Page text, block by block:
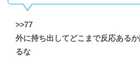
>>77
外に持ち出してどこまで反応ある
るな